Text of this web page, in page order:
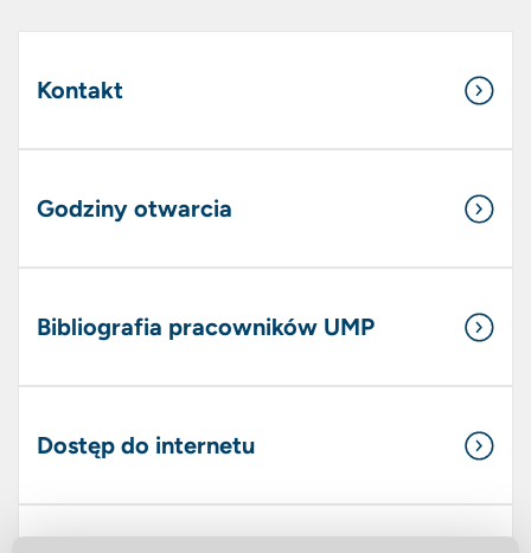
Kontakt
Godziny otwarcia
Bibliografia pracowników UMP
Dostęp do internetu